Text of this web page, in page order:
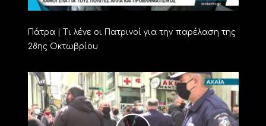
Πάτρα | Τι λένε οι Πατρινοί για την παρέλαση της
28ης Οκτωβρίου